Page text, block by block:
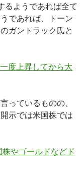
るようであれば全て
であれば、トーン
ガントラック氏と
度上昇してから大
っているものの、
示では米国株では
やゴールドなどド